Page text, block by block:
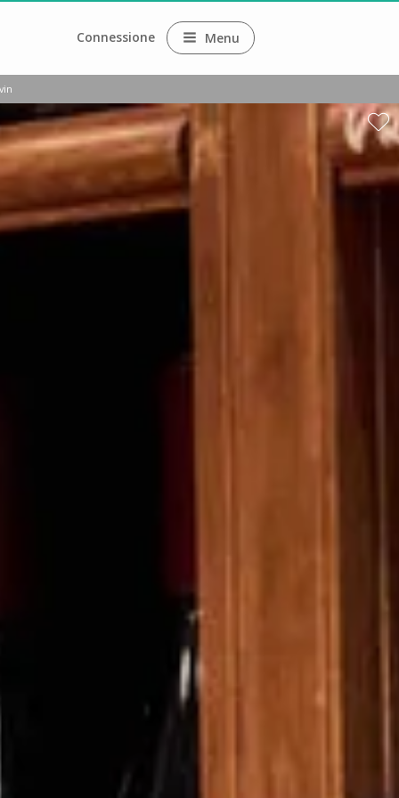
Connessione Menu